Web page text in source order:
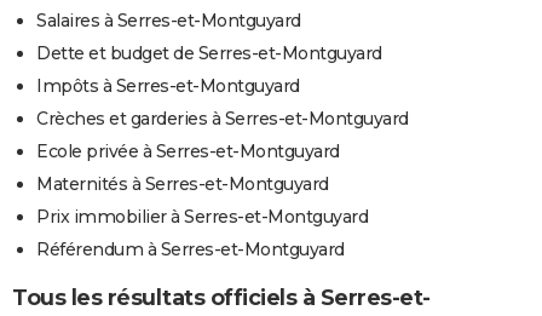
Salaires à Serres-et-Montguyard
Dette et budget de Serres-et-Montguyard
Impôts à Serres-et-Montguyard
Crèches et garderies à Serres-et-Montguyard
Ecole privée à Serres-et-Montguyard
Maternités à Serres-et-Montguyard
Prix immobilier à Serres-et-Montguyard
Référendum à Serres-et-Montguyard
Tous les résultats officiels à Serres-et-